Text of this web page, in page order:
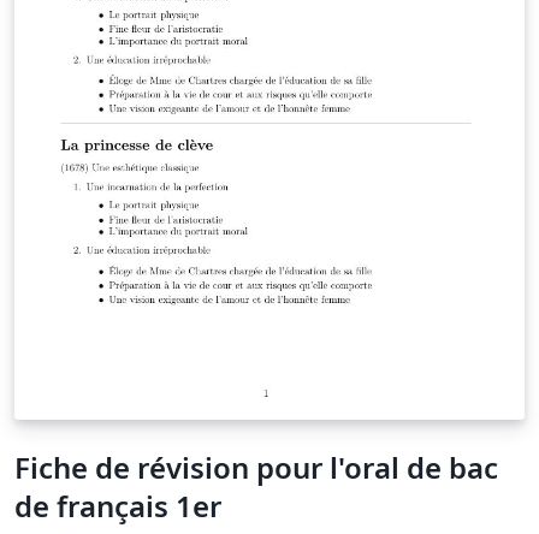
Fiche de révision pour l'oral de bac
de français 1er